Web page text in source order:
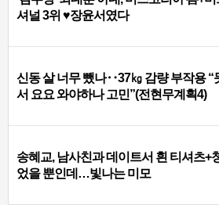
셔널 3위 ♥장윤서였다
신동 살 너무 뺐나‥37㎏ 감량 부작용 “
서 요요 와야하나 고민”(전현무계획4)
송혜교, 남사친과 데이트서 흰 티셔츠+
었을 뿐인데…빛나는 미모